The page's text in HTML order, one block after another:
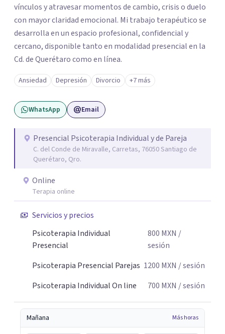
vínculos y atravesar momentos de cambio, crisis o duelo
con mayor claridad emocional. Mi trabajo terapéutico se
desarrolla en un espacio profesional, confidencial y
cercano, disponible tanto en modalidad presencial en la
Cd. de Querétaro como en línea.
Ansiedad Depresión Divorcio +7 más
WhatsApp Email
Presencial Psicoterapia Individual y de Pareja
C. del Conde de Miravalle, Carretas, 76050 Santiago de
Querétaro, Qro.
Online
Terapia online
Servicios y precios
Psicoterapia Individual
Presencial
800 MXN /
sesión
Psicoterapia Presencial Parejas 1200 MXN / sesión
Psicoterapia Individual On line
700 MXN / sesión
Mañana Más horas